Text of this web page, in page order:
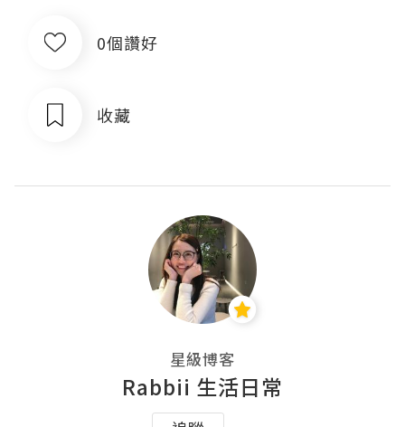
0個讚好
收藏
星級博客
Rabbii 生活日常